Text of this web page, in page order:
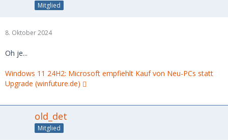
Mitglied
8. Oktober 2024
Oh je...
Windows 11 24H2: Microsoft empfiehlt Kauf von Neu-PCs statt
Upgrade (winfuture.de)
old_det
Mitglied